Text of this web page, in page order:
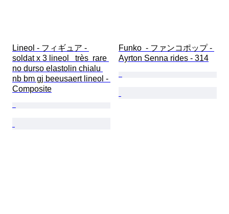
Lineol - フィギュア -
soldat x 3 lineol   très  rare
no durso elastolin chialu
nb bm gj beeusaert lineol -
Composite
Funko  - ファンコポップ -
Ayrton Senna rides - 314